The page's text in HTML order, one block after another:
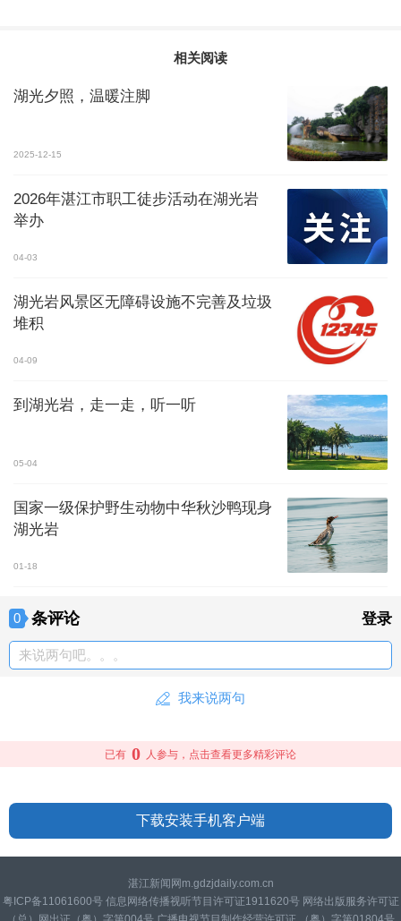
相关阅读
湖光夕照，温暖注脚
2025-12-15
2026年湛江市职工徒步活动在湖光岩
举办
04-03
湖光岩风景区无障碍设施不完善及垃圾
堆积
04-09
到湖光岩，走一走，听一听
05-04
国家一级保护野生动物中华秋沙鸭现身
湖光岩
01-18
0 条评论 登录
来说两句吧。。。
我来说两句
已有 0 人参与，点击查看更多精彩评论
下载安装手机客户端
湛江新闻网m.gdzjdaily.com.cn
粤ICP备11061600号 信息网络传播视听节目许可证1911620号 网络出版服务许可证